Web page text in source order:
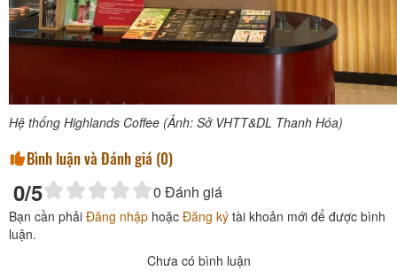
Hệ thống Highlands Coffee (Ảnh: Sở VHTT&DL Thanh Hóa)
Bình luận và Đánh giá (0)
0/5 0 Đánh giá
Bạn cần phải Đăng nhập hoặc Đăng ký tài khoản mới để được bình
luận.
Chưa có bình luận